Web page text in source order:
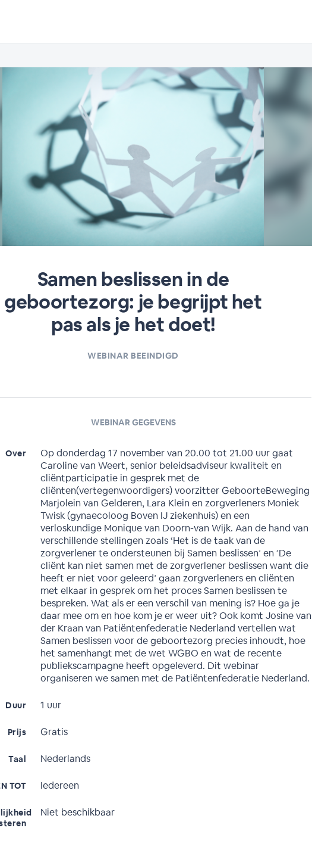
Samen beslissen in de
geboortezorg: je begrijpt het
pas als je het doet!
WEBINAR BEEINDIGD
WEBINAR GEGEVENS
Over
Op donderdag 17 november van 20.00 tot 21.00 uur gaat
Caroline van Weert, senior beleidsadviseur kwaliteit en
cliëntparticipatie in gesprek met de
cliënten(vertegenwoordigers) voorzitter GeboorteBeweging
Marjolein van Gelderen, Lara Klein en zorgverleners Moniek
Twisk (gynaecoloog Boven IJ ziekenhuis) en een
verloskundige Monique van Doorn-van Wijk. Aan de hand van
verschillende stellingen zoals ‘Het is de taak van de
zorgverlener te ondersteunen bij Samen beslissen’ en ‘De
cliënt kan niet samen met de zorgverlener beslissen want die
heeft er niet voor geleerd’ gaan zorgverleners en cliënten
met elkaar in gesprek om het proces Samen beslissen te
bespreken. Wat als er een verschil van mening is? Hoe ga je
daar mee om en hoe kom je er weer uit? Ook komt Josine van
der Kraan van Patiëntenfederatie Nederland vertellen wat
Samen beslissen voor de geboortezorg precies inhoudt, hoe
het samenhangt met de wet WGBO en wat de recente
publiekscampagne heeft opgeleverd. Dit webinar
organiseren we samen met de Patiëntenfederatie Nederland.
Duur 1 uur
Prijs Gratis
Taal Nederlands
TOT Iedereen
Niet beschikbaar